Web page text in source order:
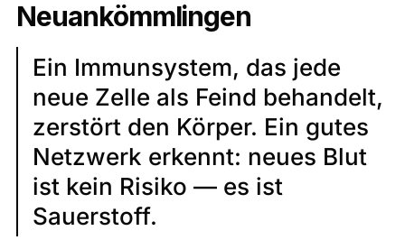
Neuankömmlingen
Ein Immunsystem, das jede
neue Zelle als Feind behandelt,
zerstört den Körper. Ein gutes
Netzwerk erkennt: neues Blut
ist kein Risiko — es ist
Sauerstoff.